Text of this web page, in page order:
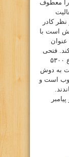
را معطوف
کادر
است با
به عنوان
فتحی
از عوامل فنی تیم در کمپ یک واقع در ارتفاع ۵۳۰۰
به دوش
است و